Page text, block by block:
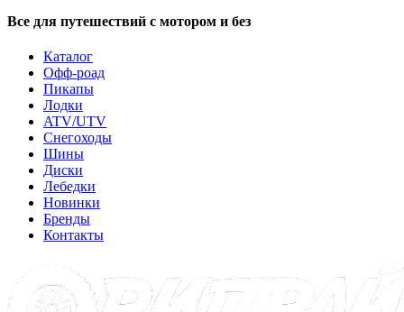
Все для путешествий с мотором и без
Каталог
Офф-роад
Пикапы
Лодки
ATV/UTV
Снегоходы
Шины
Диски
Лебедки
Новинки
Бренды
Контакты